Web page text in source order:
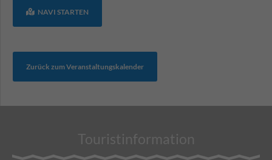
NAVI STARTEN
Zurück zum Veranstaltungskalender
Touristinformation